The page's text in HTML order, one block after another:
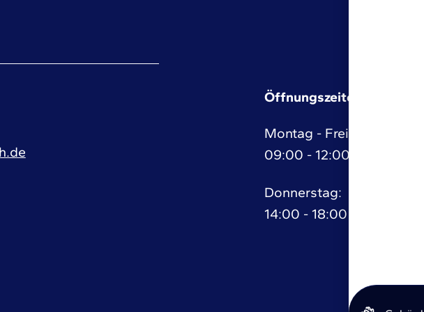
Öffnungszeiten
Montag - Freitag:
09:00 - 12:00 Uhr
Donnerstag:
14:00 - 18:00 Uhr